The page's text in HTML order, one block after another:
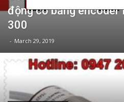
động cơ bằng encoder
300
- March 29, 2019